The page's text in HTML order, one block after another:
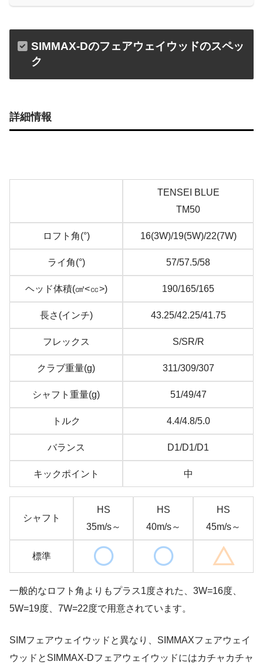
SIMMAX-Dのフェアウェイウッドのスペッ
ク
詳細情報
TENSEI BLUE
TM50
ロフト角(°) 16(3W)/19(5W)/22(7W)
ライ角(°) 57/57.5/58
ヘッド体積(㎤<㏄>) 190/165/165
長さ(インチ) 43.25/42.25/41.75
フレックス S/SR/R
クラブ重量(g) 311/309/307
シャフト重量(g) 51/49/47
トルク 4.4/4.8/5.0
バランス D1/D1/D1
キックポイント 中
シャフト
HS
35m/s～
HS
40m/s～
HS
45m/s～
標準
一般的なロフト角よりもプラス1度された、3W=16度、
5W=19度、7W=22度で用意されています。
SIMフェアウェイウッドと異なり、SIMMAXフェアウェイ
ウッドとSIMMAX-Dフェアウェイウッドにはカチャカチャ